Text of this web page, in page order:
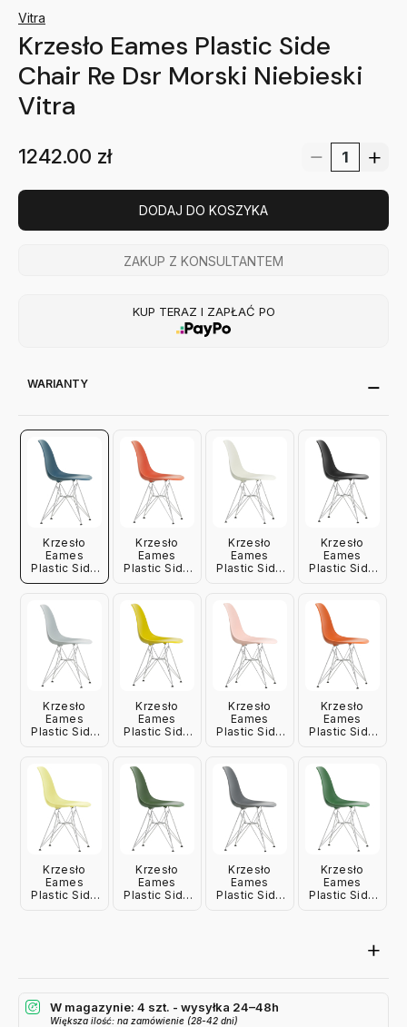
Vitra
Krzesło Eames Plastic Side
Chair Re Dsr Morski Niebieski
Vitra
1242.00 zł
DODAJ DO KOSZYKA
ZAKUP Z KONSULTANTEM
KUP TERAZ I ZAPŁAĆ PO
WARIANTY
Krzesło
Eames
Plastic Side
Chair Re Dsr
Niebieski
Vitra
Krzesło
Eames
Plastic Side
Krzesło
Eames
Plastic Side
Krzesło
Eames
Plastic Side
Krzesło
Eames
Plastic Side
Krzesło
Eames
Plastic Side
Krzesło
Eames
Plastic Side
Krzesło
Eames
Plastic Side
Krzesło
Eames
Plastic Side
Krzesło
Eames
Plastic Side
Krzesło
Eames
Plastic Side
Krzesło
Eames
Plastic Side
W magazynie: 4 szt. - wysyłka 24–48h
Większa ilość: na zamówienie (28-42 dni)